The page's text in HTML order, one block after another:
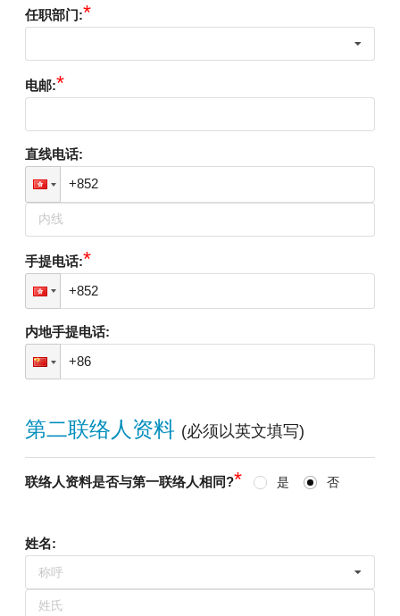
任职部门:*
电邮:*
直线电话:
手提电话:*
内地手提电话:
第二联络人资料 (必须以英文填写)
联络人资料是否与第一联络人相同?* 是 否
姓名:
称呼